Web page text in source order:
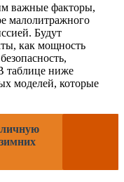
важные факторы,
малолитражного
Будут
как мощность
таблице ниже
моделей, которые